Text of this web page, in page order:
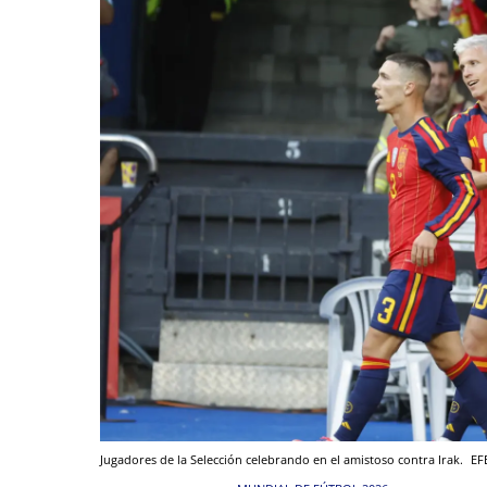
Jugadores de la Selección celebrando en el amistoso contra Irak.